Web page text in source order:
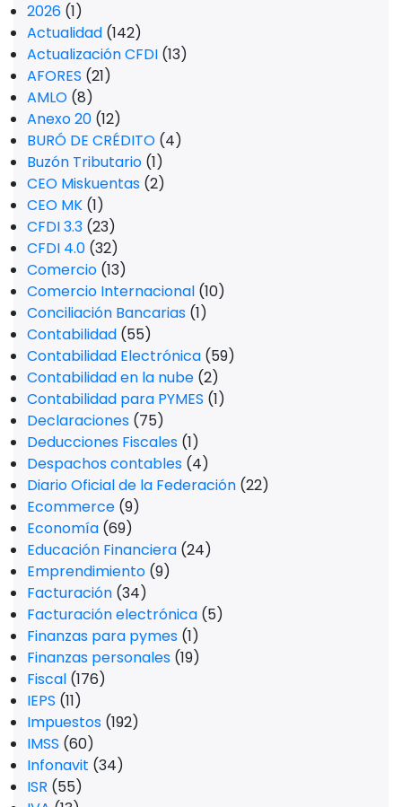
2026 (1)
Actualidad (142)
Actualización CFDI (13)
AFORES (21)
AMLO (8)
Anexo 20 (12)
BURÓ DE CRÉDITO (4)
Buzón Tributario (1)
CEO Miskuentas (2)
CEO MK (1)
CFDI 3.3 (23)
CFDI 4.0 (32)
Comercio (13)
Comercio Internacional (10)
Conciliación Bancarias (1)
Contabilidad (55)
Contabilidad Electrónica (59)
Contabilidad en la nube (2)
Contabilidad para PYMES (1)
Declaraciones (75)
Deducciones Fiscales (1)
Despachos contables (4)
Diario Oficial de la Federación (22)
Ecommerce (9)
Economía (69)
Educación Financiera (24)
Emprendimiento (9)
Facturación (34)
Facturación electrónica (5)
Finanzas para pymes (1)
Finanzas personales (19)
Fiscal (176)
IEPS (11)
Impuestos (192)
IMSS (60)
Infonavit (34)
ISR (55)